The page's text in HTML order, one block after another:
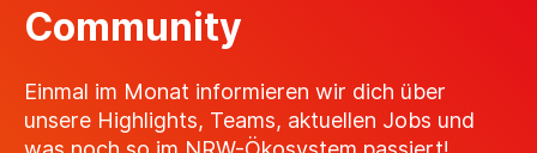
Community
Einmal im Monat informieren wir dich über
unsere Highlights, Teams, aktuellen Jobs und